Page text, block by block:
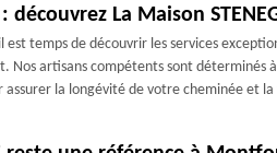
La Maison
temps de découvrir les services
artisans compétents sont déterminés
la longévité de votre cheminée et